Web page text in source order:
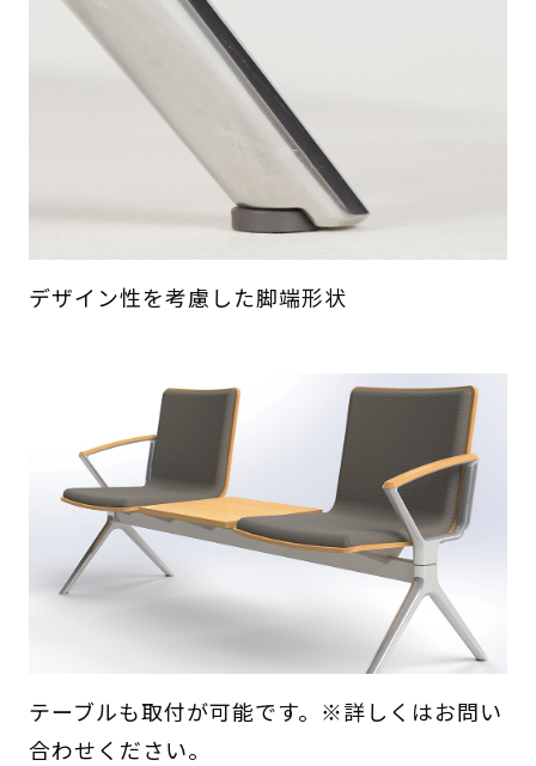
デザイン性を考慮した脚端形状
テーブルも取付が可能です。※詳しくはお問い
合わせください。